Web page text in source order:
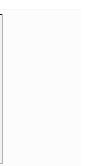
inspektori istražuju
svečana
Sledi razgovor